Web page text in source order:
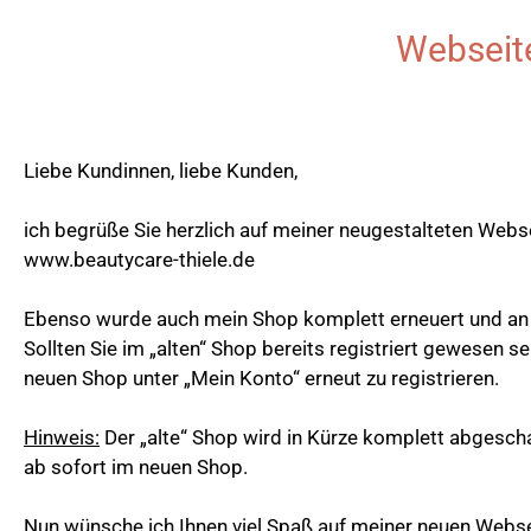
Liebe Kundinnen, liebe Kunden,
ich begrüße Sie herzlich auf meiner neugestalteten
www.beautycare-thiele.de
Ebenso wurde auch mein Shop komplett erneuert und
Sollten Sie im „alten“ Shop bereits registriert gewesen
neuen Shop unter „Mein Konto“ erneut zu registrieren.
Hinweis: Der „alte“ Shop wird in Kürze komplett
ab sofort im neuen Shop.
Nun wünsche ich Ihnen viel Spaß auf meiner neuen